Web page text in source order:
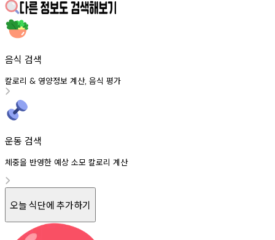
음식 검색
칼로리 & 영양정보 계산, 음식 평가
운동 검색
체중을 반영한 예상 소모 칼로리 계산
오늘 식단에 추가하기